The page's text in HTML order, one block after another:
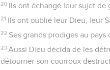
20 Ils ont échangé leur sujet de
21 Ils ont oublié leur Dieu, leur
22 Ses grands prodiges au pays
23 Aussi Dieu décida de les
détourner son courroux